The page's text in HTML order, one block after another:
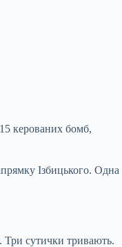
керованих бомб,
Ізбицького. Одна
Три сутички тривають.